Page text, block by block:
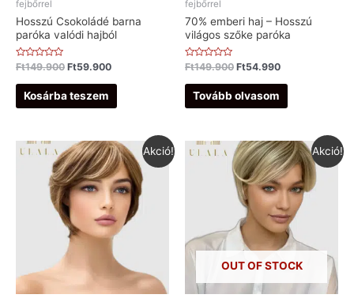
fejbőrrel
Hosszú Csokoládé barna
paróka valódi hajból
Értékelés:
/
Ft149.900 Ft59.900
Kosárba teszem
fejbőrrel
70% emberi haj – Hosszú
világos szőke paróka
Értékelés:
/
Ft149.900 Ft54.990
Tovább olvasom
Akció! Akció!
OUT OF STOCK